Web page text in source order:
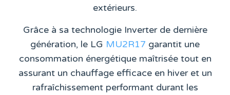
extérieurs.
Grâce à sa technologie Inverter de dernière
génération, le LG MU2R17 garantit une
consommation énergétique maîtrisée tout en
assurant un chauffage efficace en hiver et un
rafraîchissement performant durant les